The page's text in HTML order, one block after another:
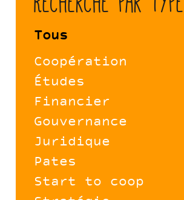
Tous
Coopération
Études
Financier
Gouvernance
Juridique
Pates
Start to coop